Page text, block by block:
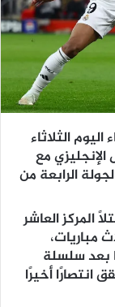
الثلاثاء
مع
الرابعة من
المركز العاشر
ثلاث مباريات،
بعد سلسلة
انتصارًا أخيرًا